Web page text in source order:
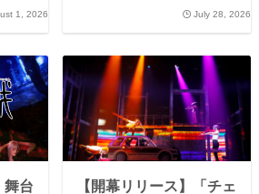
1, 2026 July 28, 2026
舞台 【開幕リリース】「チェ